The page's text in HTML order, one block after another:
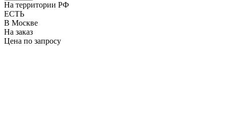
На территории РФ
ЕСТЬ
В Москве
На заказ
Цена по запросу